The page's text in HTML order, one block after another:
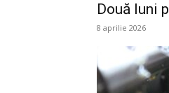
Două luni
8 aprilie 2026